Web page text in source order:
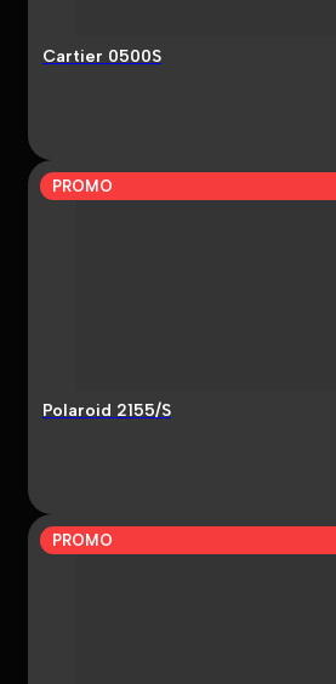
Cartier 0500S
PROMO
Polaroid 2155/S
PROMO